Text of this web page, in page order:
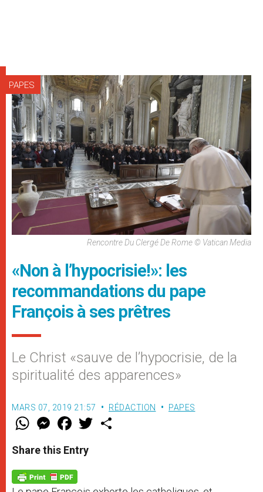
PAPES
Rencontre Du Clergé De Rome © Vatican Media
«Non à l’hypocrisie!»: les
recommandations du pape
François à ses prêtres
Le Christ «sauve de l’hypocrisie, de la
spiritualité des apparences»
MARS 07, 2019 21:57 RÉDACTION PAPES
W
t
s
p
p
M
e
s
e
g
e
F
a
e
b
o
k
w
Share this Entry